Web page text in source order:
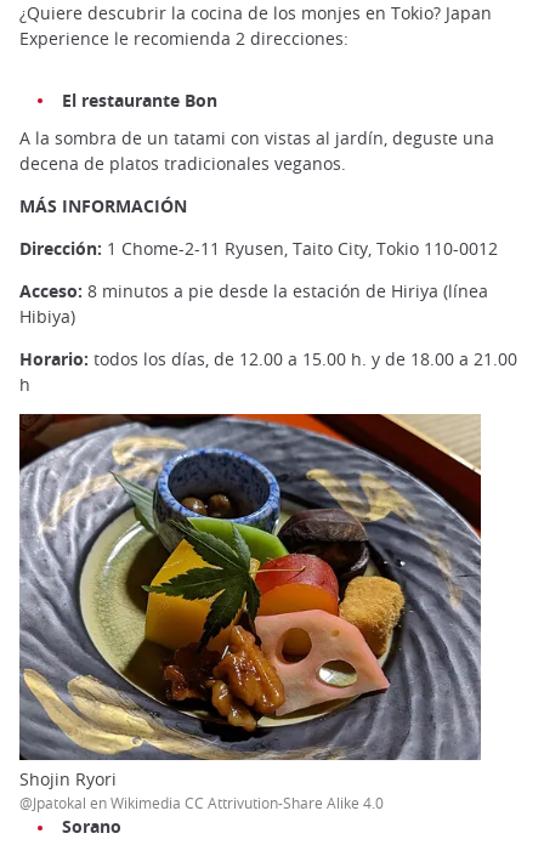
¿Quiere descubrir la cocina de los monjes en Tokio? Japan
Experience le recomienda 2 direcciones:
El restaurante Bon
A la sombra de un tatami con vistas al jardín, deguste una
decena de platos tradicionales veganos.
MÁS INFORMACIÓN
Dirección: 1 Chome-2-11 Ryusen, Taito City, Tokio 110-0012
Acceso: 8 minutos a pie desde la estación de Hiriya (línea
Hibiya)
Horario: todos los días, de 12.00 a 15.00 h. y de 18.00 a 21.00
h
Shojin Ryori
@Jpatokal en Wikimedia CC Attrivution-Share Alike 4.0
Sorano